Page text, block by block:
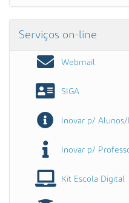
Serviços on-line
Webmail
SIGA
Inovar p/ Alunos/
Inovar p/
Kit Escola Digital